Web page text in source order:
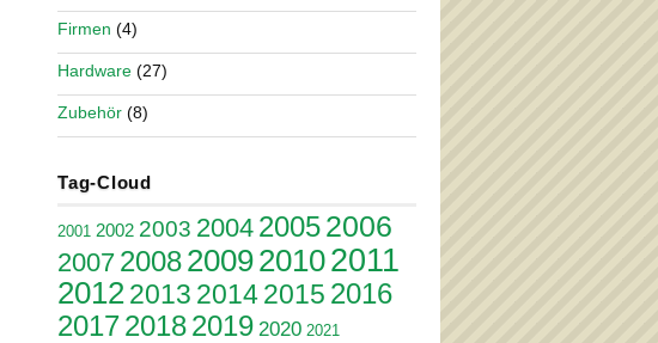
Firmen (4)
Hardware (27)
Zubehör (8)
Tag-Cloud
2001 2002 2003 2004 20052006
2007 2008200920102011
20122013 20142015 2016
201720182019 2020 2021